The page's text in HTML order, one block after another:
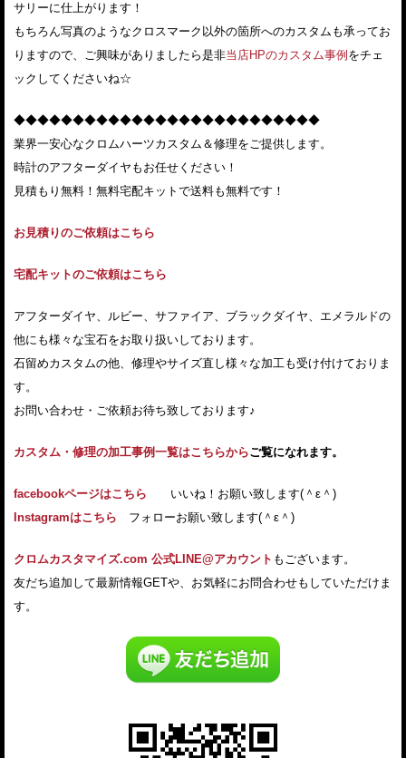
サリーに仕上がります！
もちろん写真のようなクロスマーク以外の箇所へのカスタムも承ってお
りますので、ご興味がありましたら是非当店HPのカスタム事例 をチェ
ックしてくださいね☆
◆◆◆◆◆◆◆◆◆◆◆◆◆◆◆◆◆◆◆◆◆◆◆◆◆◆
業界一安心なクロムハーツカスタム＆修理をご提供します。
時計のアフターダイヤもお任せください！
見積もり無料！無料宅配キットで送料も無料です！
お見積りのご依頼はこちら
宅配キットのご依頼はこちら
アフターダイヤ、ルビー、サファイア、ブラックダイヤ、エメラルドの
他にも様々な宝石をお取り扱いしております。
石留めカスタムの他、修理やサイズ直し様々な加工も受け付けておりま
す。
お問い合わせ・ご依頼お待ち致しております♪
カスタム・修理の加工事例一覧はこちらからご覧になれます。
facebookページはこちら いいね！お願い致します(＾ε＾)
Instagramはこちら フォローお願い致します(＾ε＾)
クロムカスタマイズ.com 公式LINE@アカウント もございます。
友だち追加して最新情報GETや、お気軽にお問合わせもしていただけま
す。